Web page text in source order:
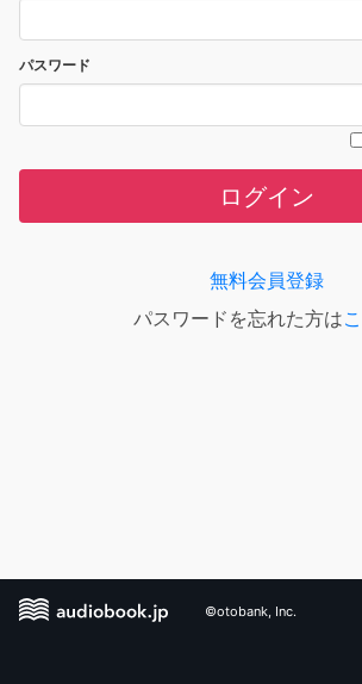
パスワード
ログイン
無料会員登録
パスワードを忘れた方は
©otobank, Inc.